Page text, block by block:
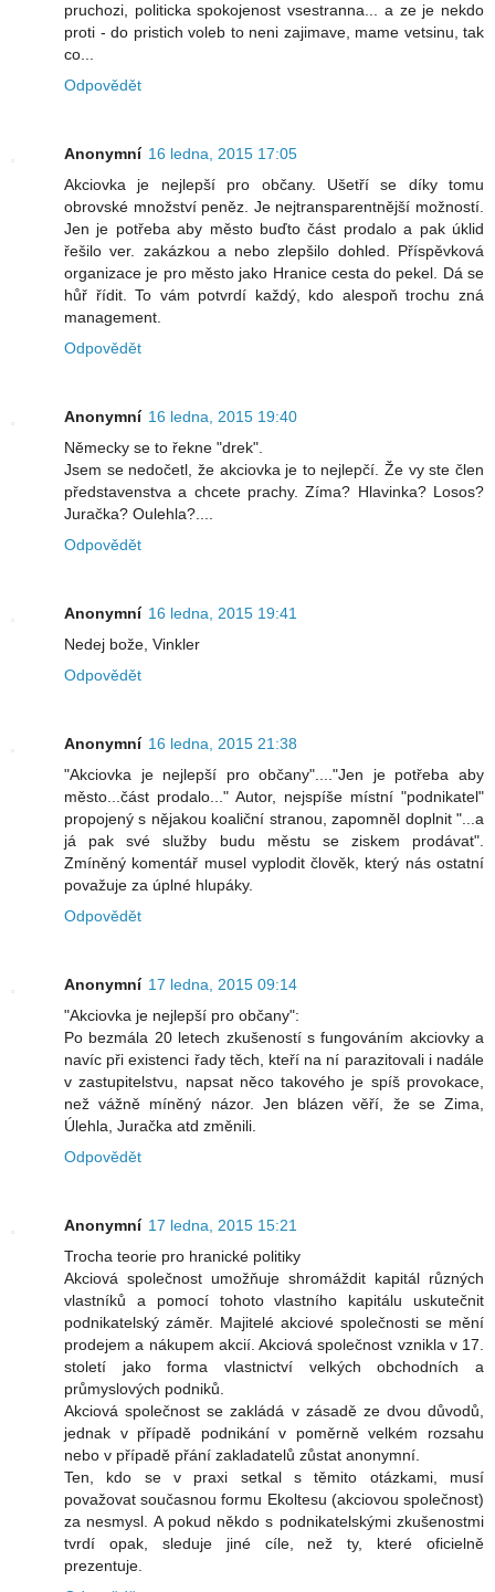
pruchozi, politicka spokojenost vsestranna... a ze je nekdo
proti - do pristich voleb to neni zajimave, mame vetsinu, tak
co...
Odpovědět
Anonymní 16 ledna, 2015 17:05
Akciovka je nejlepší pro občany. Ušetří se díky tomu
obrovské množství peněz. Je nejtransparentnější možností.
Jen je potřeba aby město buďto část prodalo a pak úklid
řešilo ver. zakázkou a nebo zlepšilo dohled. Příspěvková
organizace je pro město jako Hranice cesta do pekel. Dá se
hůř řídit. To vám potvrdí každý, kdo alespoň trochu zná
management.
Odpovědět
Anonymní 16 ledna, 2015 19:40
Německy se to řekne "drek".
Jsem se nedočetl, že akciovka je to nejlepčí. Že vy ste člen
představenstva a chcete prachy. Zíma? Hlavinka? Losos?
Juračka? Oulehla?....
Odpovědět
Anonymní 16 ledna, 2015 19:41
Nedej bože, Vinkler
Odpovědět
Anonymní 16 ledna, 2015 21:38
"Akciovka je nejlepší pro občany"...."Jen je potřeba aby
město...část prodalo..." Autor, nejspíše místní "podnikatel"
propojený s nějakou koaliční stranou, zapomněl doplnit "...a
já pak své služby budu městu se ziskem prodávat".
Zmíněný komentář musel vyplodit člověk, který nás ostatní
považuje za úplné hlupáky.
Odpovědět
Anonymní 17 ledna, 2015 09:14
"Akciovka je nejlepší pro občany":
Po bezmála 20 letech zkušeností s fungováním akciovky a
navíc při existenci řady těch, kteří na ní parazitovali i nadále
v zastupitelstvu, napsat něco takového je spíš provokace,
než vážně míněný názor. Jen blázen věří, že se Zima,
Úlehla, Juračka atd změnili.
Odpovědět
Anonymní 17 ledna, 2015 15:21
Trocha teorie pro hranické politiky
Akciová společnost umožňuje shromáždit kapitál různých
vlastníků a pomocí tohoto vlastního kapitálu uskutečnit
podnikatelský záměr. Majitelé akciové společnosti se mění
prodejem a nákupem akcií. Akciová společnost vznikla v 17.
století jako forma vlastnictví velkých obchodních a
průmyslových podniků.
Akciová společnost se zakládá v zásadě ze dvou důvodů,
jednak v případě podnikání v poměrně velkém rozsahu
nebo v případě přání zakladatelů zůstat anonymní.
Ten, kdo se v praxi setkal s těmito otázkami, musí
považovat současnou formu Ekoltesu (akciovou společnost)
za nesmysl. A pokud někdo s podnikatelskými zkušenostmi
tvrdí opak, sleduje jiné cíle, než ty, které oficielně
prezentuje.